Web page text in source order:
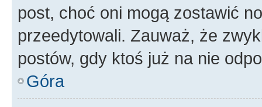
post, choć oni mogą zostawić
przeedytowali. Zauważ, że
postów, gdy ktoś już na nie
Góra